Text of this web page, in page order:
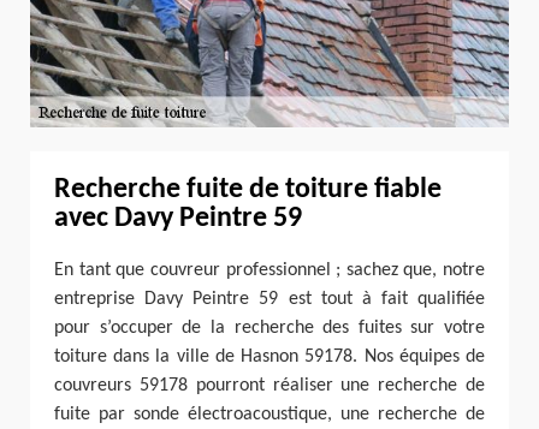
Recherche fuite de toiture fiable
avec Davy Peintre 59
En tant que couvreur professionnel ; sachez que, notre
entreprise Davy Peintre 59 est tout à fait qualifiée
pour s’occuper de la recherche des fuites sur votre
toiture dans la ville de Hasnon 59178. Nos équipes de
couvreurs 59178 pourront réaliser une recherche de
fuite par sonde électroacoustique, une recherche de